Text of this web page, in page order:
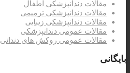
مقالات دندانپزشکی اطفال
مقالات دندانپزشکی ترمیمی
مقالات دندانپزشکی زیبایی
مقالات عمومی دندانپزشکی
مقالات عمومی روکش های دندانی
بایگانی